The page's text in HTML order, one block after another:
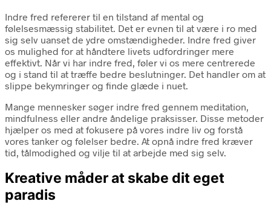
Indre fred refererer til en tilstand af mental og
følelsesmæssig stabilitet. Det er evnen til at være i ro med
sig selv uanset de ydre omstændigheder. Indre fred giver
os mulighed for at håndtere livets udfordringer mere
effektivt. Når vi har indre fred, føler vi os mere centrerede
og i stand til at træffe bedre beslutninger. Det handler om at
slippe bekymringer og finde glæde i nuet.
Mange mennesker søger indre fred gennem meditation,
mindfulness eller andre åndelige praksisser. Disse metoder
hjælper os med at fokusere på vores indre liv og forstå
vores tanker og følelser bedre. At opnå indre fred kræver
tid, tålmodighed og vilje til at arbejde med sig selv.
Kreative måder at skabe dit eget
paradis